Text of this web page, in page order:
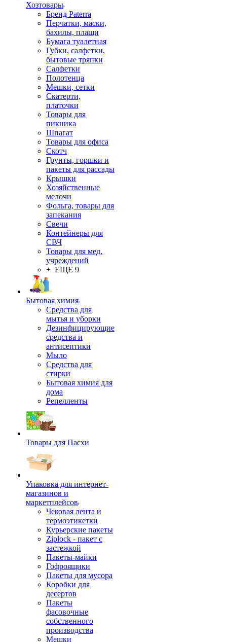
Хозтовары
Бренд Paterra
Перчатки, маски,
бахилы, плащи
Бумага туалетная
Губки, салфетки,
бытовые тряпки
Салфетки
Полотенца
Мешки, сетки
Скатерти,
платочки
Товары для
пикника
Шпагат
Товары для офиса
Скотч
Грунты, горшки и
пакеты для рассады
Крышки
Хозяйственные
мелочи
Фольга, товары для
запекания
Свечи
Контейнеры для
СВЧ
Товары для мед.
учреждений
+ ЕЩЕ 9
Бытовая химия
Средства для
мытья и уборки
Дезинфицирующие
средства и
антисептики
Мыло
Средства для
стирки
Бытовая химия для
дома
Репелленты
Товары для Пасхи
Упаковка для интернет-
магазинов и
маркетплейсов
Чековая лента и
термоэтикетки
Курьерские пакеты
Ziplock - пакет с
застежкой
Пакеты-майки
Гофроящики
Пакеты для мусора
Коробки для
десертов
Пакеты
фасовочные
собственного
производства
Мешки